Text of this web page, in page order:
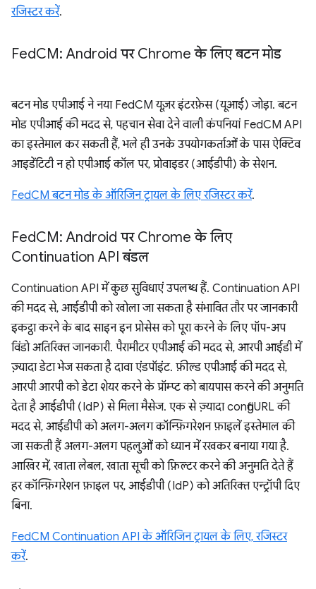
रजिस्टर करें.
FedCM: Android पर Chrome के लिए बटन मोड
बटन मोड एपीआई ने नया FedCM यूज़र इंटरफ़ेस (यूआई) जोड़ा. बटन
मोड एपीआई की मदद से, पहचान सेवा देने वाली कंपनियां FedCM API
का इस्तेमाल कर सकती हैं, भले ही उनके उपयोगकर्ताओं के पास ऐक्टिव
आइडेंटिटी न हो एपीआई कॉल पर, प्रोवाइडर (आईडीपी) के सेशन.
FedCM बटन मोड के ऑरिजिन ट्रायल के लिए रजिस्टर करें.
FedCM: Android पर Chrome के लिए
Continuation API बंडल
Continuation API में कुछ सुविधाएं उपलब्ध हैं. Continuation API
की मदद से, आईडीपी को खोला जा सकता है संभावित तौर पर जानकारी
इकट्ठा करने के बाद साइन इन प्रोसेस को पूरा करने के लिए पॉप-अप
विंडो अतिरिक्त जानकारी. पैरामीटर एपीआई की मदद से, आरपी आईडी में
ज़्यादा डेटा भेज सकता है दावा एंडपॉइंट. फ़ील्ड एपीआई की मदद से,
आरपी आरपी को डेटा शेयर करने के प्रॉम्प्ट को बायपास करने की अनुमति
देता है आईडीपी (IdP) से मिला मैसेज. एक से ज़्यादा configURL की
मदद से, आईडीपी को अलग-अलग कॉन्फ़िगरेशन फ़ाइलें इस्तेमाल की
जा सकती हैं अलग-अलग पहलुओं को ध्यान में रखकर बनाया गया है.
आखिर में, खाता लेबल, खाता सूची को फ़िल्टर करने की अनुमति देते हैं
हर कॉन्फ़िगरेशन फ़ाइल पर, आईडीपी (IdP) को अतिरिक्त एन्ट्रॉपी दिए
बिना.
FedCM Continuation API के ऑरिजिन ट्रायल के लिए, रजिस्टर
करें.